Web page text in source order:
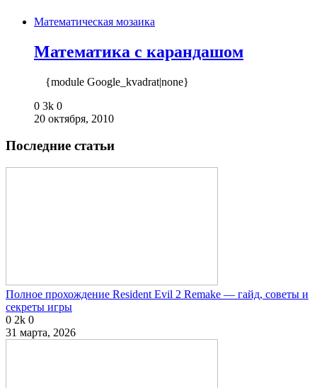
Математическая мозаика
Математика с карандашом
{module Google_kvadrat|none}
0 3k 0
20 октября, 2010
Последние статьи
Полное прохождение Resident Evil 2 Remake — гайд, советы и
секреты игры
0 2k 0
31 марта, 2026